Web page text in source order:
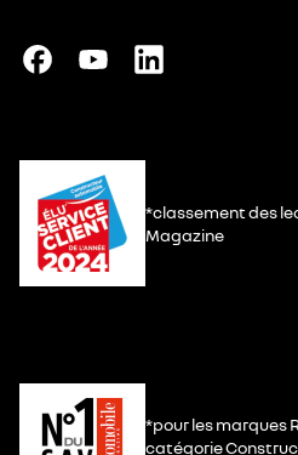
*classement des
Magazine
*pour les marques
catégorie